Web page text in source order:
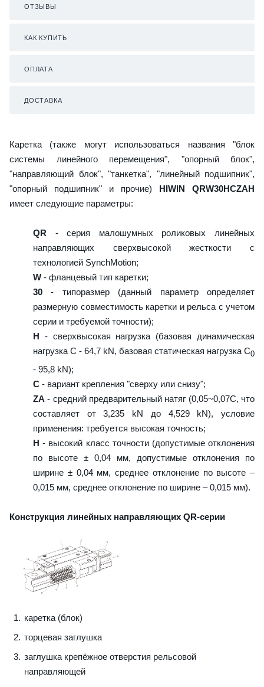
ОТЗЫВЫ
КАК КУПИТЬ
ОПЛАТА
ДОСТАВКА
Каретка (также могут использоваться названия "блок
системы линейного перемещения", "опорный блок",
"направляющий блок", "танкетка", "линейный подшипник",
"опорный подшипник" и прочие) HIWIN QRW30HCZAH
имеет следующие параметры:
QR - серия малошумных роликовых линейных
направляющих сверхвысокой жесткости с
технологией SynchMotion;
W - фланцевый тип каретки;
30 - типоразмер (данный параметр определяет
размерную совместимость каретки и рельса с учетом
серии и требуемой точности);
H - сверхвысокая нагрузка (базовая динамическая
нагрузка C - 64,7 kN, базовая статическая нагрузка С0
- 95,8 kN);
C - вариант крепления "сверху или снизу";
ZA - средний предварительный натяг (0,05~0,07C, что
составляет от 3,235 kN до 4,529 kN), условие
применения: требуется высокая точность;
H - высокий класс точности (допустимые отклонения
по высоте ± 0,04 мм, допустимые отклонения по
ширине ± 0,04 мм, среднее отклонение по высоте –
0,015 мм, среднее отклонение по ширине – 0,015 мм).
Конструкция линейных направляющих QR-серии
каретка (блок)
торцевая заглушка
заглушка крепёжное отверстия рельсовой
направляющей